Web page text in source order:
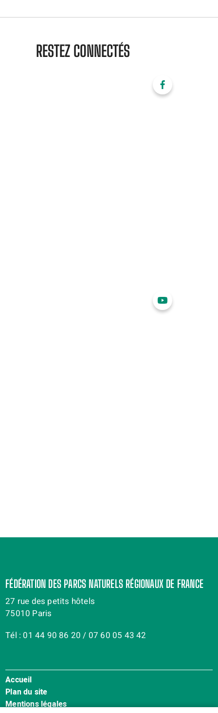
RESTEZ CONNECTÉS
FÉDÉRATION DES PARCS NATURELS RÉGIONAUX DE FRANCE
27 rue des petits hôtels
75010 Paris
Tél : 01 44 90 86 20 / 07 60 05 43 42
MENU
PIED
DE
Accueil
Plan du site
Mentions légales